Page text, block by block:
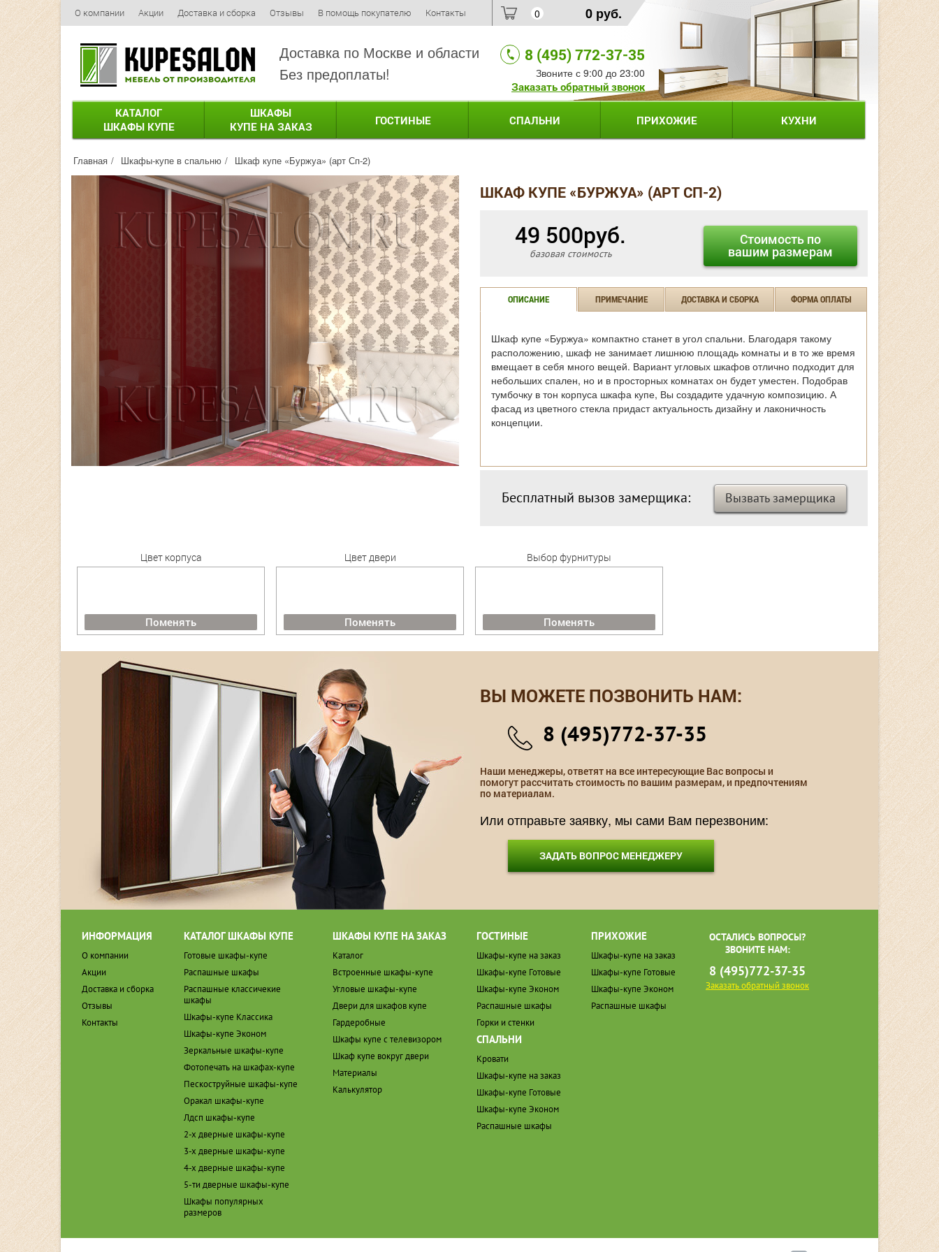
О компании Акции Доставка и сборка Отзывы В помощь покупателю Контакты 0 0 руб.
Доставка по Москве и области
Без предоплаты!
8 (495) 772-37-35
Звоните с 9:00 до 23:00
Заказать обратный звонок
КАТАЛОГ
ШКАФЫ КУПЕ
ШКАФЫ
КУПЕ НА ЗАКАЗ
ГОСТИНЫЕ СПАЛЬНИ ПРИХОЖИЕ КУХНИ
Главная Шкафы-купе в спальню Шкаф купе «Буржуа» (арт Сп-2)
ШКАФ КУПЕ «БУРЖУА» (АРТ СП-2)
49 500руб.
базовая стоимость
Стоимость по
вашим размерам
ОПИСАНИЕ ПРИМЕЧАНИЕ ДОСТАВКА И СБОРКА ФОРМА ОПЛАТЫ
Шкаф купе «Буржуа» компактно станет в угол спальни. Благодаря такому
расположению, шкаф не занимает лишнюю площадь комнаты и в то же время
вмещает в себя много вещей. Вариант угловых шкафов отлично подходит для
небольших спален, но и в просторных комнатах он будет уместен. Подобрав
тумбочку в тон корпуса шкафа купе, Вы создадите удачную композицию. А
фасад из цветного стекла придаст актуальность дизайну и лаконичность
концепции.
Бесплатный вызов замерщика: Вызвать замерщика
Цвет корпуса
Поменять
Цвет двери
Поменять
Выбор фурнитуры
Поменять
ВЫ МОЖЕТЕ ПОЗВОНИТЬ НАМ:
8 (495)772-37-35
Наши менеджеры, ответят на все интересующие Вас вопросы и
помогут рассчитать стоимость по вашим размерам, и предпочтениям
по материалам.
Или отправьте заявку, мы сами Вам перезвоним:
ЗАДАТЬ ВОПРОС МЕНЕДЖЕРУ
ИНФОРМАЦИЯ
О компании
Акции
Доставка и сборка
Отзывы
Контакты
КАТАЛОГ ШКАФЫ КУПЕ
Готовые шкафы-купе
Распашные шкафы
Распашные классичекие
шкафы
Шкафы-купе Классика
Шкафы-купе Эконом
Зеркальные шкафы-купе
Фотопечать на шкафах-купе
Пескоструйные шкафы-купе
Оракал шкафы-купе
Лдсп шкафы-купе
2-х дверные шкафы-купе
3-х дверные шкафы-купе
4-х дверные шкафы-купе
5-ти дверные шкафы-купе
Шкафы популярных
размеров
ШКАФЫ КУПЕ НА ЗАКАЗ
Каталог
Встроенные шкафы-купе
Угловые шкафы-купе
Двери для шкафов купе
Гардеробные
Шкафы купе с телевизором
Шкаф купе вокруг двери
Материалы
Калькулятор
ГОСТИНЫЕ
Шкафы-купе на заказ
Шкафы-купе Готовые
Шкафы-купе Эконом
Распашные шкафы
Горки и стенки
СПАЛЬНИ
Кровати
Шкафы-купе на заказ
Шкафы-купе Готовые
Шкафы-купе Эконом
Распашные шкафы
ПРИХОЖИЕ
Шкафы-купе на заказ
Шкафы-купе Готовые
Шкафы-купе Эконом
Распашные шкафы
ОСТАЛИСЬ ВОПРОСЫ?
ЗВОНИТЕ НАМ:
8 (495)772-37-35
Заказать обратный звонок